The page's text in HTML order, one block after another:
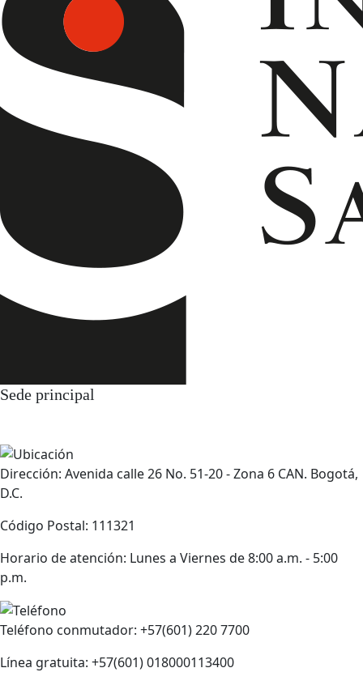
Sede principal
Dirección: Avenida calle 26 No. 51-20 - Zona 6 CAN. Bogotá,
D.C.
Código Postal: 111321
Horario de atención: Lunes a Viernes de 8:00 a.m. - 5:00
p.m.
Teléfono conmutador: +57(601) 220 7700
Línea gratuita: +57(601) 018000113400